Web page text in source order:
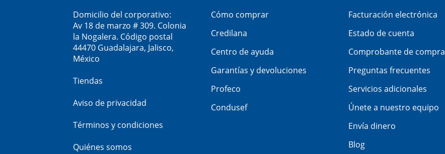
Domicilio del corporativo:
Av 18 de marzo # 309. Colonia
la Nogalera. Código postal
44470 Guadalajara, Jalisco,
México
Tiendas
Aviso de privacidad
Términos y condiciones
Quiénes somos
Cómo comprar
Credilana
Centro de ayuda
Garantías y devoluciones
Profeco
Condusef
Facturación electrónica
Estado de cuenta
Comprobante de compra
Preguntas frecuentes
Servicios adicionales
Únete a nuestro equipo
Envía dinero
Blog